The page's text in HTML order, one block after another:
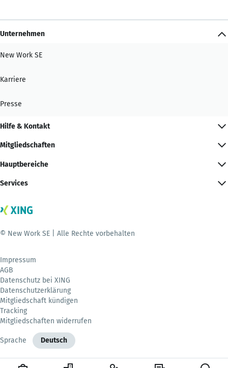
Unternehmen
New Work SE
Karriere
Presse
Hilfe & Kontakt
Mitgliedschaften
Hauptbereiche
Services
© New Work SE | Alle Rechte vorbehalten
Impressum
AGB
Datenschutz bei XING
Datenschutzerklärung
Mitgliedschaft kündigen
Tracking
Mitgliedschaften widerrufen
Sprache Deutsch